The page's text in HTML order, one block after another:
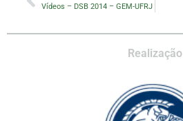
Vídeos – DSB 2014 – GEM-UFRJ
Realização